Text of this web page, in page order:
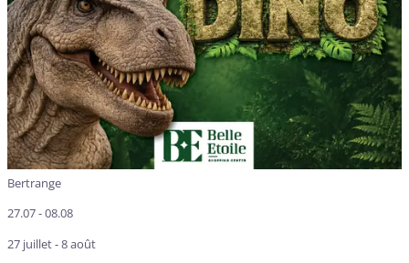
Bertrange
27.07 - 08.08
27 juillet - 8 août